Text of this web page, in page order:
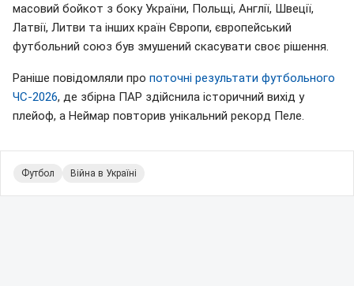
масовий бойкот з боку України, Польщі, Англії, Швеції,
Латвії, Литви та інших країн Європи, європейський
футбольний союз був змушений скасувати своє рішення.
Раніше повідомляли про поточні результати футбольного
ЧС-2026, де збірна ПАР здійснила історичний вихід у
плейоф, а Неймар повторив унікальний рекорд Пеле.
Футбол Війна в Україні